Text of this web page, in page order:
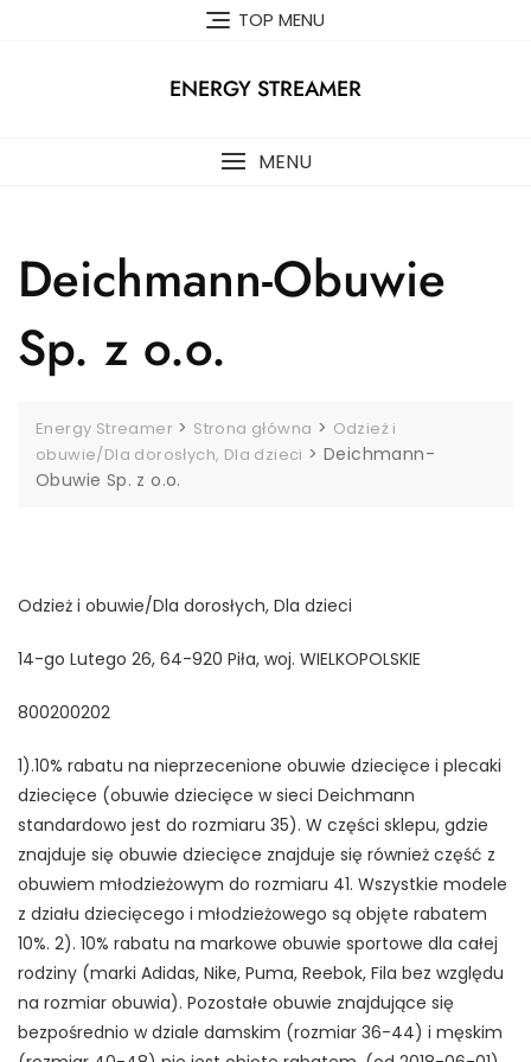
TOP MENU
ENERGY STREAMER
MENU
Deichmann-Obuwie
Sp. z o.o.
Energy Streamer > Strona główna > Odzież i
obuwie/Dla dorosłych, Dla dzieci >Deichmann-
Obuwie Sp. z o.o.
Odzież i obuwie/Dla dorosłych, Dla dzieci
14-go Lutego 26, 64-920 Piła, woj. WIELKOPOLSKIE
800200202
1).10% rabatu na nieprzecenione obuwie dziecięce i plecaki
dziecięce (obuwie dziecięce w sieci Deichmann
standardowo jest do rozmiaru 35). W części sklepu, gdzie
znajduje się obuwie dziecięce znajduje się również część z
obuwiem młodzieżowym do rozmiaru 41. Wszystkie modele
z działu dziecięcego i młodzieżowego są objęte rabatem
10%. 2). 10% rabatu na markowe obuwie sportowe dla całej
rodziny (marki Adidas, Nike, Puma, Reebok, Fila bez względu
na rozmiar obuwia). Pozostałe obuwie znajdujące się
bezpośrednio w dziale damskim (rozmiar 36-44) i męskim